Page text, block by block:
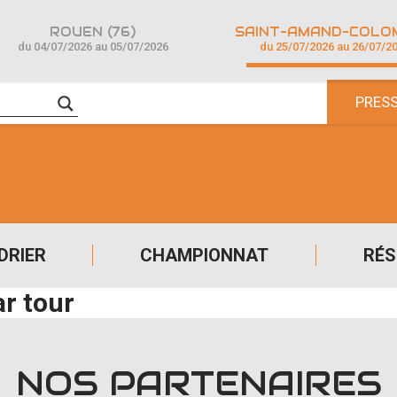
CHAMPIONNAT
ROUEN (76)
du 04/07/2026 au 05/07/2026 du 25/07/2026 au 26/07/
tour
NOS PARTENAIRES